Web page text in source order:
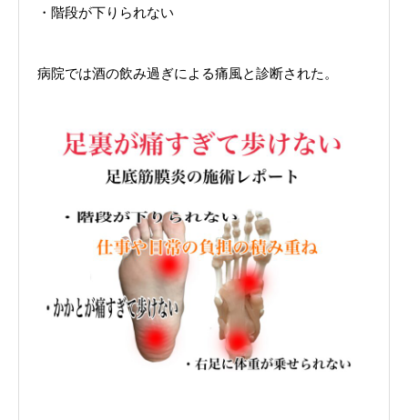
・階段が下りられない
病院では酒の飲み過ぎによる痛風と診断された。